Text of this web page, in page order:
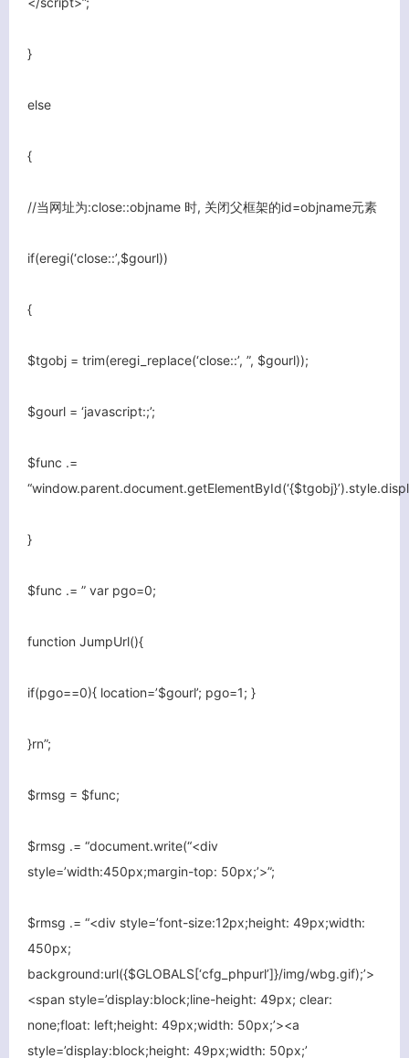
}
else
{
//当网址为:close::objname 时, 关闭父框架的id=objname元素
if(eregi(‘close::’,$gourl))
{
$tgobj = trim(eregi_replace(‘close::’, ”, $gourl));
$gourl = ‘javascript:;’;
$func .=
}
$func .= ” var pgo=0;
function JumpUrl(){
if(pgo==0){ location=’$gourl’; pgo=1; }
}rn”;
$rmsg = $func;
$rmsg .= “document.write(“<div
style=’width:450px;margin-top: 50px;’>”;
$rmsg .= “<div style=’font-size:12px;height: 49px;width:
450px;
background:url({$GLOBALS[‘cfg_phpurl’]}/img/wbg.gif);’>
<span style=’display:block;line-height: 49px; clear:
none;float: left;height: 49px;width: 50px;’><a
style=’display:block;height: 49px;width: 50px;’
客服小美